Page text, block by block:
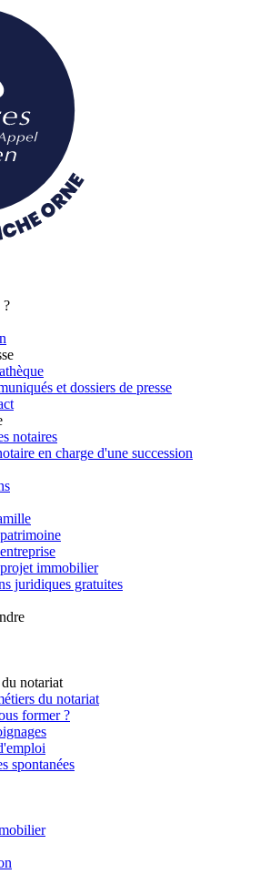
?
et dossiers de presse
notaires
en charge d'une succession
immobilier
juridiques gratuites
notariat
du notariat
former ?
spontanées